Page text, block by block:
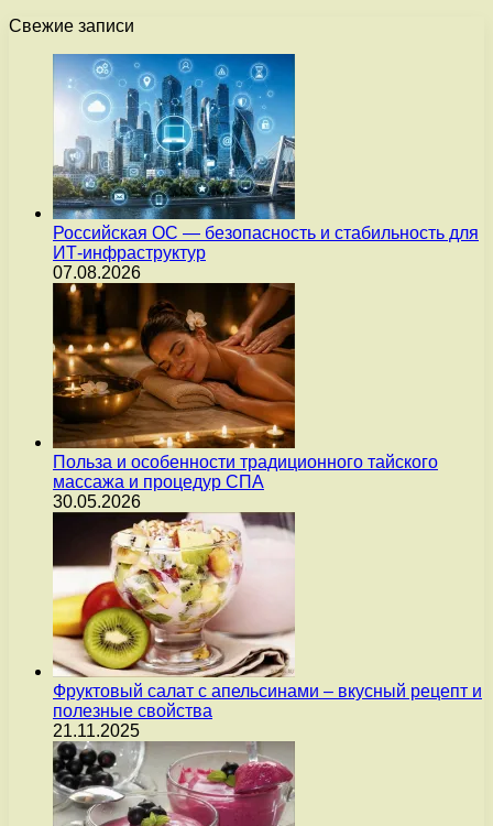
Свежие записи
Российская ОС — безопасность и стабильность для
ИТ-инфраструктур
07.08.2026
Польза и особенности традиционного тайского
массажа и процедур СПА
30.05.2026
Фруктовый салат с апельсинами – вкусный рецепт и
полезные свойства
21.11.2025